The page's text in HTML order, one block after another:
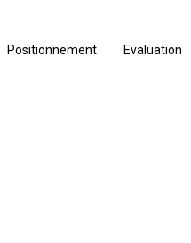
Positionnement Evaluation